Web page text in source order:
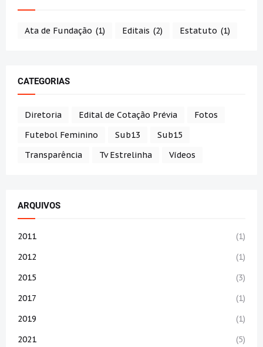
Ata de Fundação (1) Editais (2) Estatuto (1)
CATEGORIAS
Diretoria Edital de Cotação Prévia
Fotos
Futebol Feminino
Sub13
Sub15
Transparência
Tv Estrelinha Vídeos
ARQUIVOS
2011
(1)
2012
(1)
2015
(3)
2017
(1)
2019
(1)
2021
(5)